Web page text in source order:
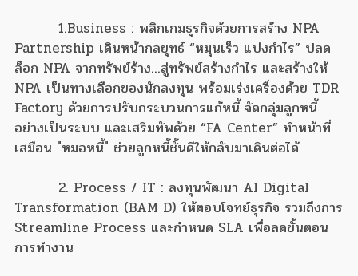
1.Business : พลิกเกมธุรกิจด้วยการสร้าง NPA
Partnership เดินหน้ากลยุทธ์ “หมุนเร็ว แบ่งกำไร” ปลด
ล็อก NPA จากทรัพย์ร้าง...สู่ทรัพย์สร้างกำไร และสร้างให้
NPA เป็นทางเลือกของนักลงทุน พร้อมเร่งเครื่องด้วย TDR
Factory ด้วยการปรับกระบวนการแก้หนี้ จัดกลุ่มลูกหนี้
อย่างเป็นระบบ และเสริมทัพด้วย “FA Center” ทำหน้าที่
เสมือน "หมอหนี้" ช่วยลูกหนี้ชั้นดีให้กลับมาเดินต่อได้
2. Process / IT : ลงทุนพัฒนา AI Digital
Transformation (BAM D) ให้ตอบโจทย์ธุรกิจ รวมถึงการ
Streamline Process และกำหนด SLA เพื่อลดขั้นตอน
การทำงาน